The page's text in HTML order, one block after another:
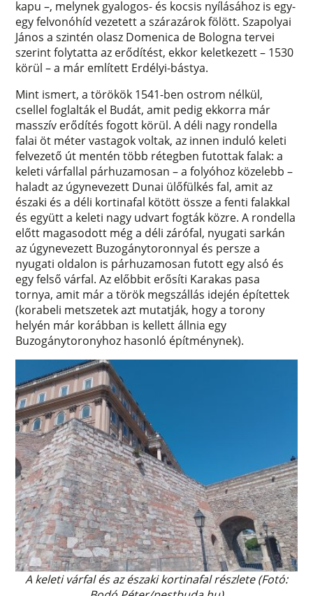
kapu –, melynek gyalogos- és kocsis nyílásához is egy-
egy felvonóhíd vezetett a szárazárok fölött. Szapolyai
János a szintén olasz Domenica de Bologna tervei
szerint folytatta az erődítést, ekkor keletkezett – 1530
körül – a már említett Erdélyi-bástya.
Mint ismert, a törökök 1541-ben ostrom nélkül,
csellel foglalták el Budát, amit pedig ekkorra már
masszív erődítés fogott körül. A déli nagy rondella
falai öt méter vastagok voltak, az innen induló keleti
felvezető út mentén több rétegben futottak falak: a
keleti várfallal párhuzamosan – a folyóhoz közelebb –
haladt az úgynevezett Dunai ülőfülkés fal, amit az
északi és a déli kortinafal kötött össze a fenti falakkal
és együtt a keleti nagy udvart fogták közre. A rondella
előtt magasodott még a déli zárófal, nyugati sarkán
az úgynevezett Buzogánytoronnyal és persze a
nyugati oldalon is párhuzamosan futott egy alsó és
egy felső várfal. Az előbbit erősíti Karakas pasa
tornya, amit már a török megszállás idején építettek
(korabeli metszetek azt mutatják, hogy a torony
helyén már korábban is kellett állnia egy
Buzogánytoronyhoz hasonló építménynek).
A keleti várfal és az északi kortinafal részlete (Fotó: